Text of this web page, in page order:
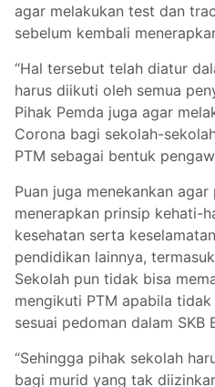
agar melakukan test dan
sebelum kembali
“Hal tersebut telah diatur
harus diikuti oleh semua
Pihak Pemda juga agar
Corona bagi sekolah-
PTM sebagai bentuk
Puan juga menekankan
menerapkan prinsip kehati-
kesehatan serta
pendidikan lainnya,
Sekolah pun tidak bisa
mengikuti PTM apabila
sesuai pedoman dalam SKB
“Sehingga pihak sekolah
bagi murid yang tak